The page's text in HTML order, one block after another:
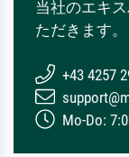
当社のエキ
ただきます。
+43 4257
Mo-Do: